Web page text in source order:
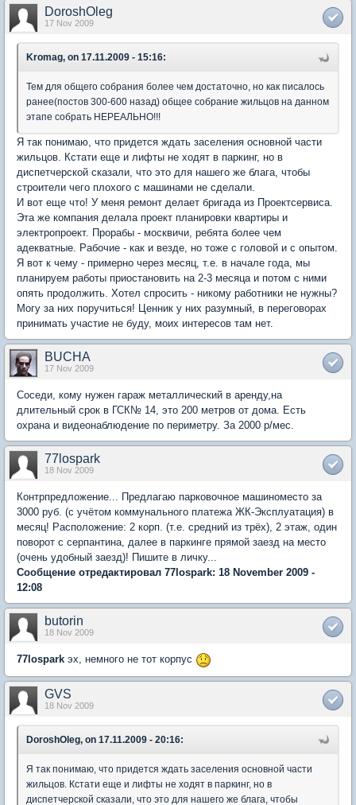
DoroshOleg
17 Nov 2009
Kromag, on 17.11.2009 - 15:16:
Тем для общего собрания более чем достаточно, но как писалось
ранее(постов 300-600 назад) общее собрание жильцов на данном
этапе собрать НЕРЕАЛЬНО!!!
Я так понимаю, что придется ждать заселения основной части
жильцов. Кстати еще и лифты не ходят в паркинг, но в
диспетчерской сказали, что это для нашего же блага, чтобы
строители чего плохого с машинами не сделали.
И вот еще что! У меня ремонт делает бригада из Проектсервиса.
Эта же компания делала проект планировки квартиры и
электропроект. Прорабы - москвичи, ребята более чем
адекватные. Рабочие - как и везде, но тоже с головой и с опытом.
Я вот к чему - примерно через месяц, т.е. в начале года, мы
планируем работы приостановить на 2-3 месяца и потом с ними
опять продолжить. Хотел спросить - никому работники не нужны?
Могу за них поручиться! Ценник у них разумный, в переговорах
принимать участие не буду, моих интересов там нет.
BUCHA
17 Nov 2009
Соседи, кому нужен гараж металлический в аренду,на
длительный срок в ГСК№ 14, это 200 метров от дома. Есть
охрана и видеонаблюдение по периметру. За 2000 р/мес.
77lospark
18 Nov 2009
Контрпредложение... Предлагаю парковочное машиноместо за
3000 руб. (с учётом коммунального платежа ЖК-Эксплуатация) в
месяц! Расположение: 2 корп. (т.е. средний из трёх), 2 этаж, один
поворот с серпантина, далее в паркинге прямой заезд на место
(очень удобный заезд)! Пишите в личку...
Сообщение отредактировал 77lospark: 18 November 2009 -
12:08
butorin
18 Nov 2009
77lospark эх, немного не тот корпус
GVS
18 Nov 2009
DoroshOleg, on 17.11.2009 - 20:16:
Я так понимаю, что придется ждать заселения основной части
жильцов. Кстати еще и лифты не ходят в паркинг, но в
диспетчерской сказали, что это для нашего же блага, чтобы